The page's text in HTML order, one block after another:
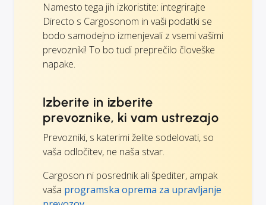
Namesto tega jih izkoristite: integrirajte
Directo s Cargosonom in vaši podatki se
bodo samodejno izmenjevali z vsemi vašimi
prevozniki! To bo tudi preprečilo človeške
napake.
Izberite in izberite
prevoznike, ki vam ustrezajo
Prevozniki, s katerimi želite sodelovati, so
vaša odločitev, ne naša stvar.
Cargoson ni posrednik ali špediter, ampak
vaša programska oprema za upravljanje